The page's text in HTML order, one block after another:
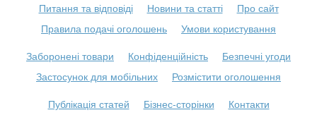
Питання та відповіді
Новини та статті
Про сайт
Правила подачі оголошень
Умови користування
Заборонені товари
Конфіденційність
Безпечні угоди
Застосунок для мобільних
Розмістити оголошення
Публікація статей
Бізнес-сторінки Контакти